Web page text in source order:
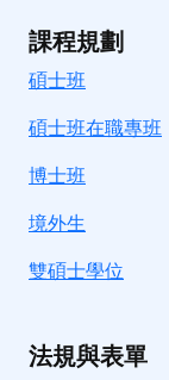
課程規劃
碩士班
碩士班在職專班
博士班
境外生
雙碩士學位
法規與表單